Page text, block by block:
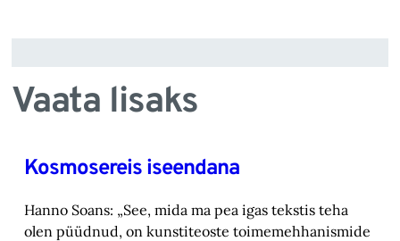
Vaata lisaks
Kosmosereis iseendana
Hanno Soans: „See, mida ma pea igas tekstis teha
olen püüdnud, on kunstiteoste toimemehhanismide